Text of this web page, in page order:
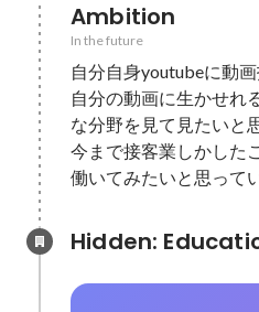
Ambition
In the future
自分自身youtubeに動
自分の動画に生かせれ
な分野を見て見たいと
今まで接客業しかした
働いてみたいと思って